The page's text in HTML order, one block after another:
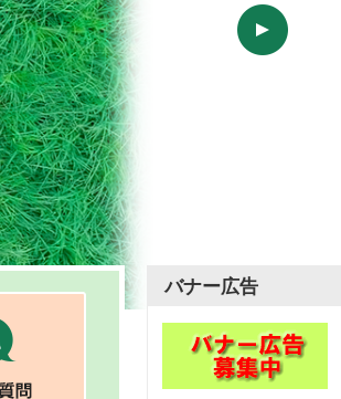
バナー広告